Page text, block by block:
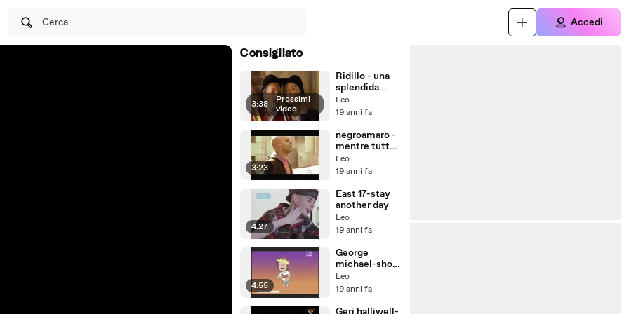
Cerca Accedi
Consigliato
3:38 | Prossimi
video
Ridillo - una
splendida
giornata
Leo
19 anni fa
3:23
negroamaro -
mentre tutto
scorre
Leo
19 anni fa
4:27
East 17-stay
another day
Leo
19 anni fa
4:55
George
michael-shot
the dog
Leo
19 anni fa